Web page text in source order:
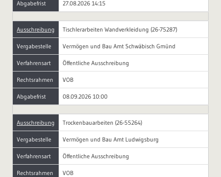
Abgabefrist 27.08.2026 14:15
Ausschreibung Tischlerarbeiten Wandverkleidung (26-75287)
Vergabestelle Vermögen und Bau Amt Schwäbisch Gmünd
Verfahrensart Öffentliche Ausschreibung
Rechtsrahmen VOB
Abgabefrist 08.09.2026 10:00
Ausschreibung Trockenbauarbeiten (26-55264)
Vergabestelle Vermögen und Bau Amt Ludwigsburg
Verfahrensart Öffentliche Ausschreibung
Rechtsrahmen VOB